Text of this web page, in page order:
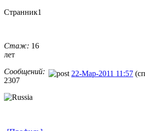
Странник1
Стаж: 16
лет
Сообщений:
2307
22-Мар-2011 11:57